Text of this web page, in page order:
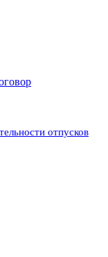
отпусков